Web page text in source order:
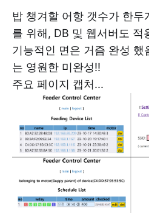
밥 챙겨할 어항 갯수가 한두
를 위해, DB 및 웹서버도 적
기능적인 면은 거즘 완성
는 영원한 미완성!!
주요 페이지 캡처...